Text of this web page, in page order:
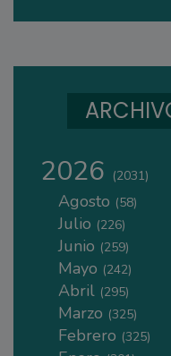
2026 (2031)
Agosto (58)
Julio (226)
Junio (259)
Mayo (242)
Abril (295)
Marzo (325)
Febrero (325)